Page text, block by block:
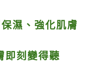
濕、強化肌膚
即刻變得聽